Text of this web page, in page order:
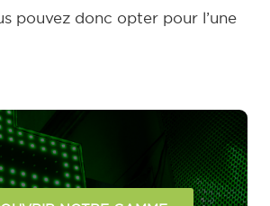
pouvez donc opter pour l’une